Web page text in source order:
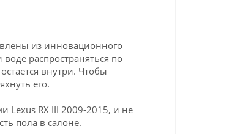
из инновационного
воде распространяться по
внутри. Чтобы
его.
Lexus RX III 2009-2015, и не
пола в салоне.